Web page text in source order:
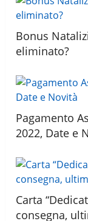
Bonus
eliminato?
Pagamento
2022, Date e
Carta
consegna,